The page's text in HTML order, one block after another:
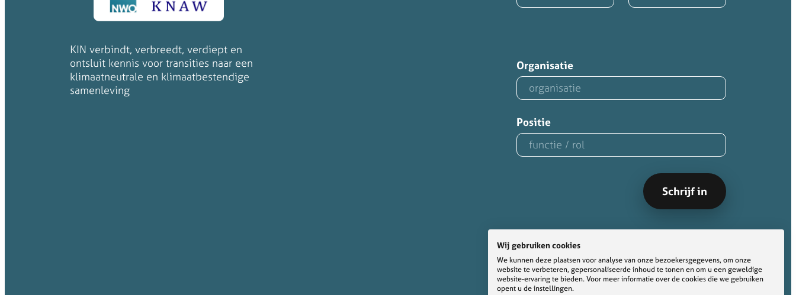
KIN verbindt, verbreedt, verdiept en
ontsluit kennis voor transities naar een
klimaatneutrale en klimaatbestendige
samenleving
Organisatie
Positie
Wij gebruiken cookies
We kunnen deze plaatsen voor analyse van onze bezoekersgegevens, om onze
website te verbeteren, gepersonaliseerde inhoud te tonen en om u een geweldige
website-ervaring te bieden. Voor meer informatie over de cookies die we gebruiken
opent u de instellingen.